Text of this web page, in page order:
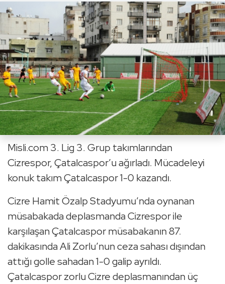
Misli.com 3. Lig 3. Grup takımlarından
Cizrespor, Çatalcaspor’u ağırladı. Mücadeleyi
konuk takım Çatalcaspor 1-0 kazandı.
Cizre Hamit Özalp Stadyumu’nda oynanan
müsabakada deplasmanda Cizrespor ile
karşılaşan Çatalcaspor müsabakanın 87.
dakikasında Ali Zorlu’nun ceza sahası dışından
attığı golle sahadan 1-0 galip ayrıldı.
Çatalcaspor zorlu Cizre deplasmanından üç